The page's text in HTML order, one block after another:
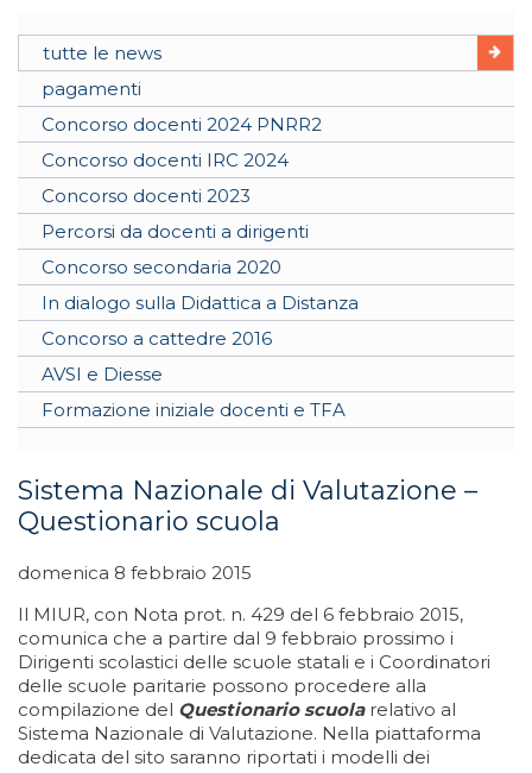
tutte le news
pagamenti
Concorso docenti 2024 PNRR2
Concorso docenti IRC 2024
Concorso docenti 2023
Percorsi da docenti a dirigenti
Concorso secondaria 2020
In dialogo sulla Didattica a Distanza
Concorso a cattedre 2016
AVSI e Diesse
Formazione iniziale docenti e TFA
Sistema Nazionale di Valutazione –
Questionario scuola
domenica 8 febbraio 2015
Il MIUR, con Nota prot. n. 429 del 6 febbraio 2015,
comunica che a partire dal 9 febbraio prossimo i
Dirigenti scolastici delle scuole statali e i Coordinatori
delle scuole paritarie possono procedere alla
compilazione del Questionario scuolarelativo al
Sistema Nazionale di Valutazione. Nella piattaforma
dedicata del sito saranno riportati i modelli dei